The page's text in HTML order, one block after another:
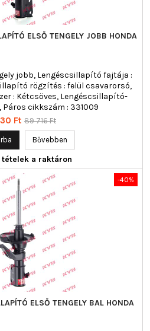
ELSŐ TENGELY JOBB HONDA
jobb, Lengéscsillapító fajtája :
rögzítés : felül csavarorsó,
: Kétcsöves, Lengéscsillapító-
cikkszám : 331009
Ft Normál
89 716 Ft
Bővebben
tételek a raktáron
-40%
ELSŐ TENGELY BAL HONDA